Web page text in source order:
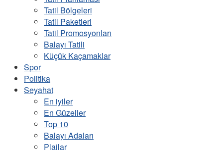
Tatil Bölgeleri
Tatil Paketleri
Tatil Promosyonları
Balayı Tatili
Küçük Kaçamaklar
Spor
Politika
Seyahat
En iyiler
En Güzeller
Top 10
Balayı Adaları
Plajlar